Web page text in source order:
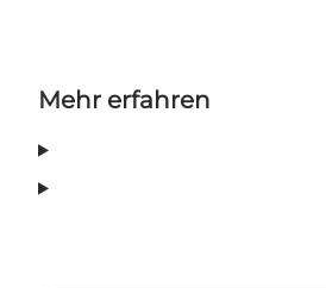
Mehr erfahren